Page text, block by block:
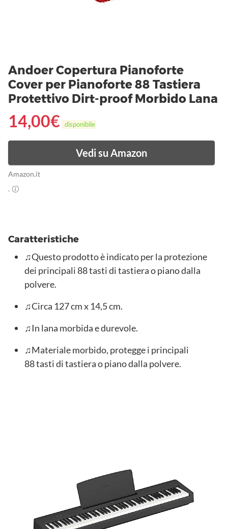
Andoer Copertura Pianoforte
Cover per Pianoforte 88 Tastiera
Protettivo Dirt-proof Morbido Lana
14,00€ disponibile
Vedi su Amazon
Amazon.it
.
Caratteristiche
♫Questo prodotto è indicato per la protezione
dei principali 88 tasti di tastiera o piano dalla
polvere.
♫Circa 127 cm x 14,5 cm.
♫In lana morbida e durevole.
♫Materiale morbido, protegge i principali
88 tasti di tastiera o piano dalla polvere.